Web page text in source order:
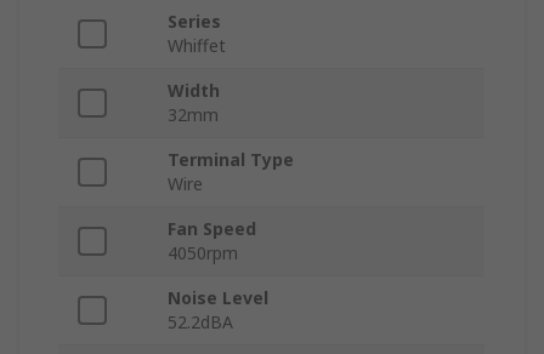
Series
Whiffet
Width
32mm
Terminal Type
Wire
Fan Speed
4050rpm
Noise Level
52.2dBA